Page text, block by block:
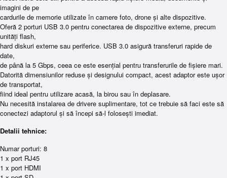
imagini de pe
cardurile de memorie utilizate în camere foto, drone și alte dispozitive.
Oferă 2 porturi USB 3.0 pentru conectarea de dispozitive externe, precum
unități flash,
hard diskuri externe sau periferice. USB 3.0 asigură transferuri rapide de
date,
de până la 5 Gbps, ceea ce este esențial pentru transferurile de fișiere mari.
Datorită dimensiunilor reduse și designului compact, acest adaptor este ușor
de transportat,
fiind ideal pentru utilizare acasă, la birou sau în deplasare.
Nu necesită instalarea de drivere suplimentare, tot ce trebuie să faci este să
conectezi adaptorul și să începi să-l folosești imediat.
Detalii tehnice:
Numar porturi: 8
1 x port RJ45
1 x port HDMI